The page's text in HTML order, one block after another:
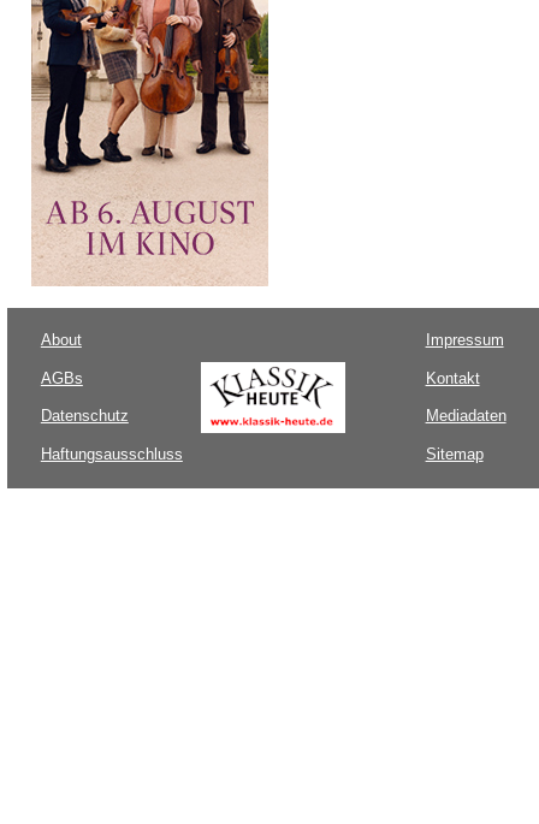
About
AGBs
Datenschutz
Haftungsausschluss
Impressum
Kontakt
Mediadaten
Sitemap